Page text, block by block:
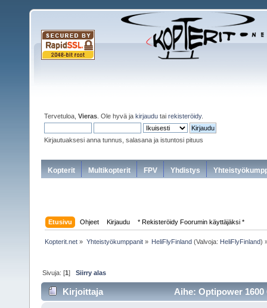
Tervetuloa, Vieras . Ole hyvä ja kirjaudu tai rekisteröidy.
Kirjautuaksesi anna tunnus, salasana ja istuntosi pituus
Kopterit Multikopterit FPV Yhdistys
Etusivu Ohjeet Kirjaudu * Rekisteröidy Foorumin käyttäjäksi *
Kopterit.net » Yhteistyökumppanit» HeliFlyFinland(Valvoja: HeliFlyFinland)
Sivuja: [1]Siirry alas
Kirjoittaja Aihe: Optipower